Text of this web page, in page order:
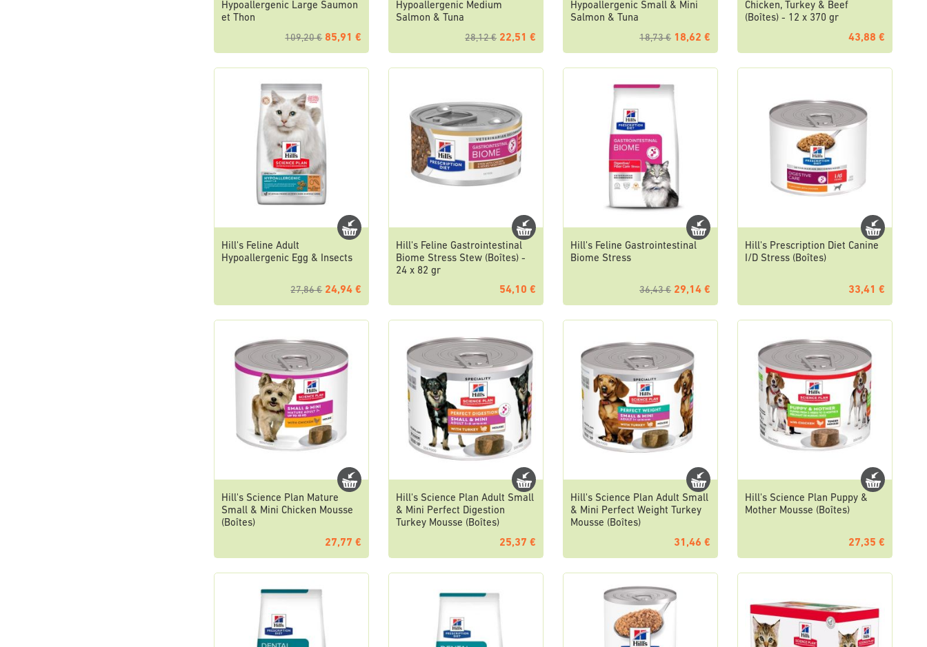
Hypoallergenic Large Saumon
et Thon
109,20 € 85,91 €
Hypoallergenic Medium
Salmon & Tuna
28,12 € 22,51 €
Hypoallergenic Small & Mini
Salmon & Tuna
18,73 € 18,62 €
Chicken, Turkey & Beef
(Boîtes) - 12 x 370 gr
43,88 €
Hill's Feline Adult
Hypoallergenic Egg & Insects
27,86 € 24,94 €
Hill's Feline Gastrointestinal
Biome Stress Stew (Boîtes) -
24 x 82 gr
54,10 €
Hill's Feline Gastrointestinal
Biome Stress
36,43 € 29,14 €
Hill's Prescription Diet Canine
I/D Stress (Boîtes)
33,41 €
Hill's Science Plan Mature
Small & Mini Chicken Mousse
(Boîtes)
27,77 €
Hill's Science Plan Adult Small
& Mini Perfect Digestion
Turkey Mousse (Boîtes)
25,37 €
Hill's Science Plan Adult Small
& Mini Perfect Weight Turkey
Mousse (Boîtes)
31,46 €
Hill's Science Plan Puppy &
Mother Mousse (Boîtes)
27,35 €